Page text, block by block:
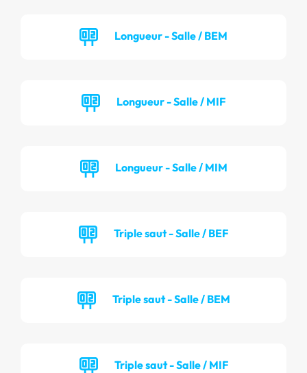
Longueur - Salle / BEM
Longueur - Salle / MIF
Longueur - Salle / MIM
Triple saut - Salle / BEF
Triple saut - Salle / BEM
Triple saut - Salle / MIF